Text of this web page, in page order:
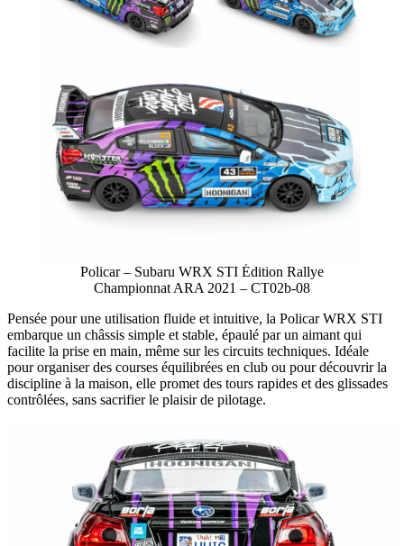
Policar – Subaru WRX STI Édition Rallye
Championnat ARA 2021 – CT02b-08
Pensée pour une utilisation fluide et intuitive, la Policar WRX STI
embarque un châssis simple et stable, épaulé par un aimant qui
facilite la prise en main, même sur les circuits techniques. Idéale
pour organiser des courses équilibrées en club ou pour découvrir la
discipline à la maison, elle promet des tours rapides et des glissades
contrôlées, sans sacrifier le plaisir de pilotage.